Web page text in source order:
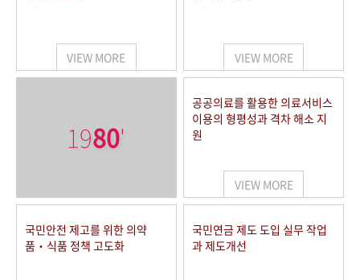
VIEW MORE VIEW MORE
1980'
공공의료를 활용한 의료서비스
이용의 형평성과 격차 해소 지
원
VIEW MORE
국민안전 제고를 위한 의약
품‧식품 정책 고도화
국민연금 제도 도입 실무 작업
과 제도개선